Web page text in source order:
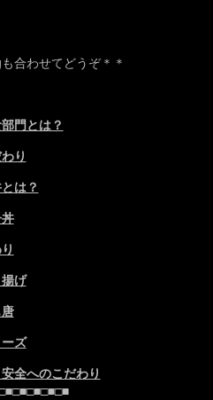
合わせてどうぞ＊＊
門とは？
り
は？
げ
ズ
全へのこだわり